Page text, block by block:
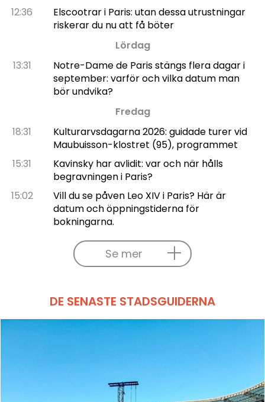
12:36
Elscootrar i Paris: utan dessa utrustningar
riskerar du nu att få böter
Lördag
13:31
Notre-Dame de Paris stängs flera dagar i
september: varför och vilka datum man
bör undvika?
Fredag
18:31
Kulturarvsdagarna 2026: guidade turer vid
Maubuisson-klostret (95), programmet
15:31
Kavinsky har avlidit: var och när hålls
begravningen i Paris?
15:02
Vill du se påven Leo XIV i Paris? Här är
datum och öppningstiderna för
bokningarna.
Se mer
DE SENASTE STADSGUIDERNA